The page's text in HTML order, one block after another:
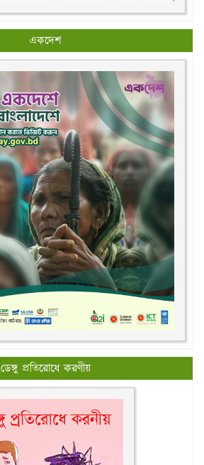
একদেশ
ডেঙ্গু প্রতিরোধে করণীয়